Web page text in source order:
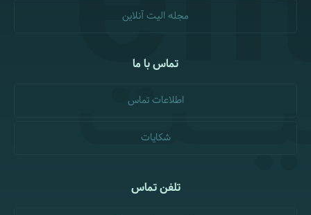
مجله الیت آنلاین
تماس با ما
اطلاعات تماس
شکایات
تلفن تماس